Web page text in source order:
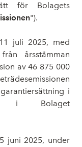
för Bolagets
").
juli 2025, med
årsstämman
av 46 875 000
i
i Bolaget
juni 2025, under